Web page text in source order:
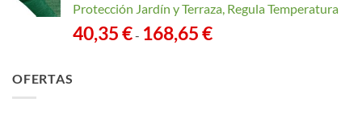
Protección Jardín y Terraza, Regula Temperatura
40,35€- 168,65€Rango
OFERTAS